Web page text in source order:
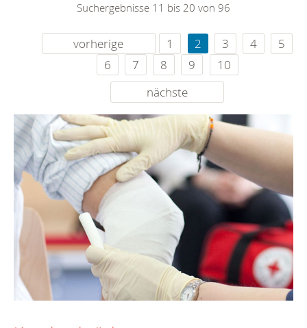
Suchergebnisse 11 bis 20 von 96
vorherige 1 2 3 4
5
6
7 8 9
10
nächste